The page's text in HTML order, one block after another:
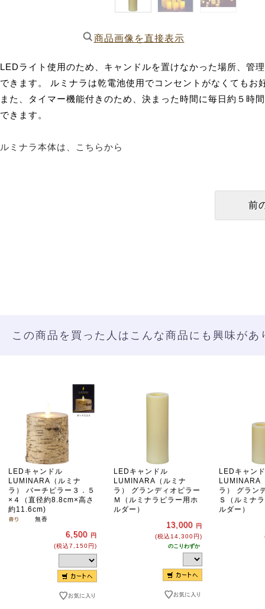
商品画像を直接表示
LEDライト使用のため、キャンドルを置けなかった場所、管
できます。 ルミナラは乾電池使用でコンセントがなくても
また、タイマー機能付きのため、決まった時間に毎日約５時
できます。
ルミナラ本体は、こちらから
この商品を買った人はこんな商品にも興味があ
LEDキャンドル
LUMINARA（ルミナ
ラ） バーチピラー３．５
×４（直径約8.8cm×高さ
約11.6cm)
無香
6,500 円
(税込7,150円)
LEDキャンドル
LUMINARA（ルミナ
ラ） グランディオピラー
Ｍ（ルミナラピラー用ホ
ルダー）
13,000 円
(税込14,300円)
のこりわずか
LEDキャン
LUMINARA
ラ） グラン
Ｓ（ルミナ
ルダー）